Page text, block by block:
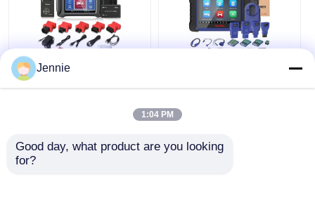
Strumento
programmatore chiavi
Portable Key
Dispositivo di
chiavi auto
Jennie
1:04 PM
Good day, what product are you looking
for?